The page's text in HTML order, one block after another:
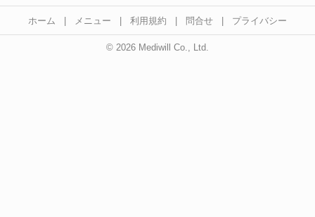
ホーム | メニュー | 利用規約 | 問合せ | プライバシー
© 2026 Mediwill Co., Ltd.